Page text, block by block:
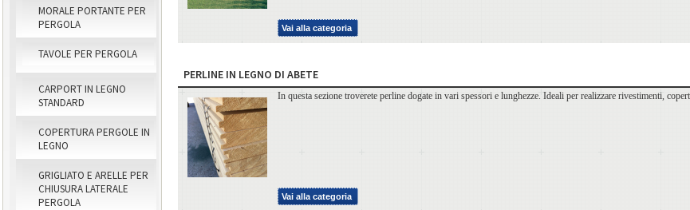
MORALE PORTANTE PER
PERGOLA
TAVOLE PER PERGOLA
CARPORT IN LEGNO
STANDARD
COPERTURA PERGOLE IN
LEGNO
GRIGLIATO E ARELLE PER
CHIUSURA LATERALE
PERGOLA
Vai alla categoria
PERLINE IN LEGNO DI ABETE
In questa sezione troverete perline dogate in vari spessori e lunghezze. Ideali per realizzare rivestimenti,
Vai alla categoria